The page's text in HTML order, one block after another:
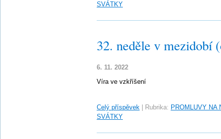
SVÁTKY
32. neděle v mezidobí
6. 11. 2022
Víra ve vzkříšení
Celý příspěvek Rubrika: PROMLUVY NA
SVÁTKY